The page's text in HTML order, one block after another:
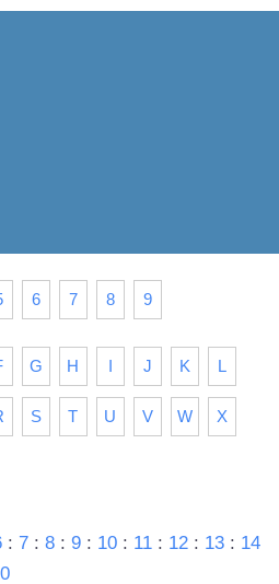
6 7 8 9
G H I J K L
S T U V W X
: 7: 8: 9: 10: 11: 12: 13: 14